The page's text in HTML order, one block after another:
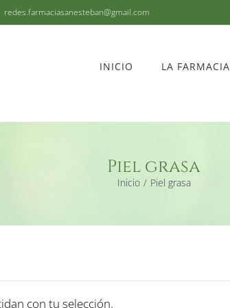
redes.farmaciasanesteban@gmail.com
INICIO LA FARMACIA
Piel grasa
Inicio Piel grasa
con tu selección.